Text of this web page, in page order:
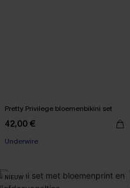
Pretty Privilege bloemenbikini set
42,00 €
Underwire
NIEUW